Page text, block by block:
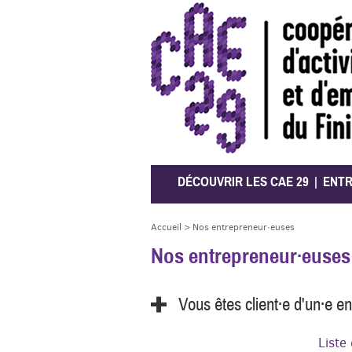
CAE 29
DÉCOUVRIR LES CAE 29
Accueil > Nos entrepreneur·euses
Nos entrepreneur·euses
Vous êtes client·e d'un·e
Liste